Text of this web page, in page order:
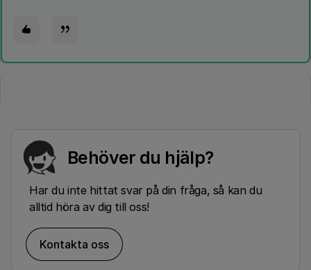
Behöver du hjälp?
Har du inte hittat svar på din fråga, så kan du
alltid höra av dig till oss!
Kontakta oss